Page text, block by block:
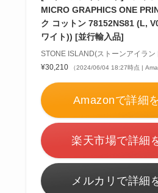
MICRO GRAPHICS ONE
ク コットン 78152NS81 (L,
ワイト)) [並行輸入品]
STONE ISLAND(ストーンアイラン
¥30,210
（2024/06/04 18:27時点 |
Amazonで詳細
楽天市場で詳細
メルカリで詳細